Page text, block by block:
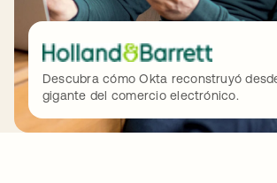
Descubra cómo Okta reconstruyó
gigante del comercio electrónico.